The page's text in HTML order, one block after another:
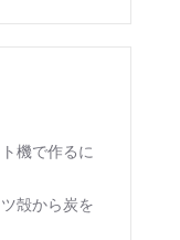
機で作るに
殻から炭を